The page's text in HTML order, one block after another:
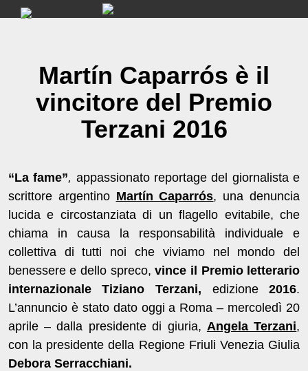
Skip
Martín Caparrós è il
vincitore del Premio
Terzani 2016
“La fame”, appassionato reportage del giornalista e
scrittore argentino Martín Caparrós, una denuncia
lucida e circostanziata di un flagello evitabile, che
chiama in causa la responsabilità individuale e
collettiva di tutti noi che viviamo nel mondo del
benessere e dello spreco,vince il Premio letterario
internazionale Tiziano Terzani, edizione2016.
L’annuncio è stato dato oggi a Roma – mercoledì 20
aprile – dalla presidente di giuria, Angela Terzani,
con la presidente della Regione Friuli Venezia Giulia
Debora Serracchiani.